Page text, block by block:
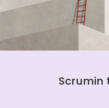
Scrumin